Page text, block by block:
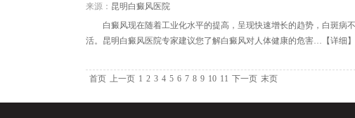
来源： 昆明白癜风医院
白癜风现在随着工业化水平的提高，呈现快速增长的趋势，白斑病
活。昆明白癜风医院专家建议您了解白癜风对人体健康的危害…【详细 】
首页 上一页 1 2 3 4 5 6 7 8 9 10 11 下一页 末页